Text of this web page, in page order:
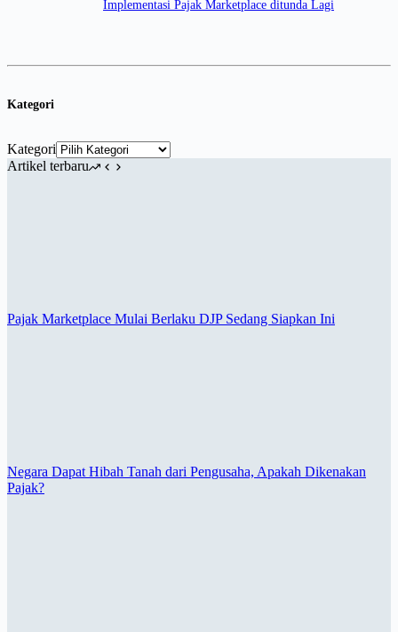
Implementasi Pajak Marketplace ditunda Lagi
Kategori
Kategori
Artikel terbaru
Pajak Marketplace Mulai Berlaku DJP Sedang Siapkan Ini
Negara Dapat Hibah Tanah dari Pengusaha, Apakah Dikenakan
Pajak?